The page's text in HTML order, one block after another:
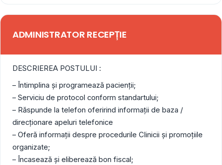
ADMINISTRATOR RECEPȚIE
DESCRIEREA POSTULUI :
– Întimplina şi programează pacienţii;
– Serviciu de protocol conform standartului;
– Răspunde la telefon oferirind informaţii de baza /
direcţionare apeluri telefonice
– Oferă informaţii despre procedurile Clinicii şi promoţiile
organizate;
– Încasează şi eliberează bon fiscal;